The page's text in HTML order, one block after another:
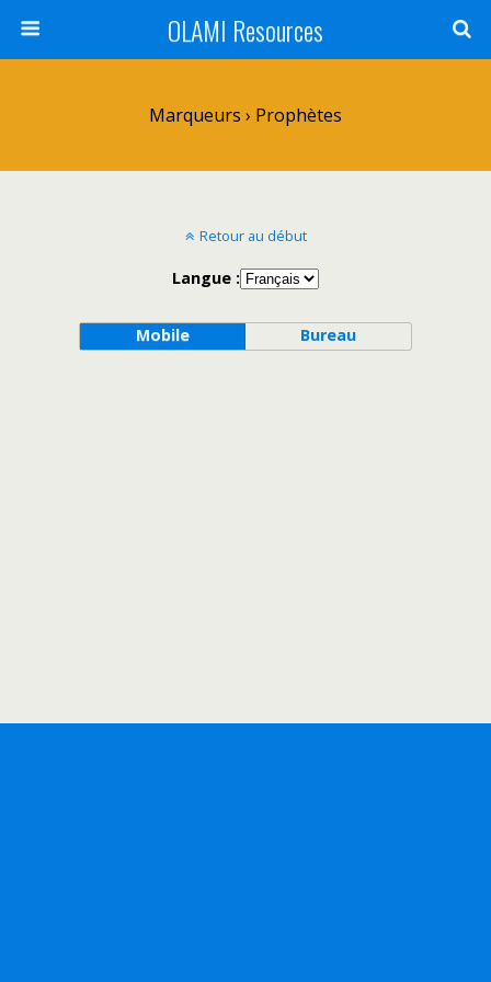
OLAMI Resources
Marqueurs › Prophètes
Retour au début
Langue :
Mobile Bureau